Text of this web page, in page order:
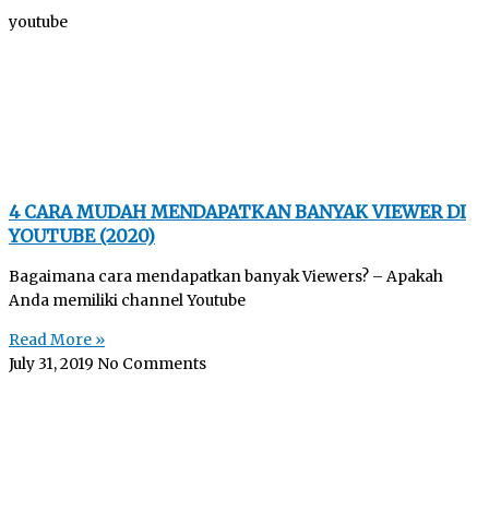
youtube
4 CARA MUDAH MENDAPATKAN BANYAK VIEWER DI
YOUTUBE (2020)
Bagaimana cara mendapatkan banyak Viewers? – Apakah
Anda memiliki channel Youtube
Read More »
July 31, 2019 No Comments